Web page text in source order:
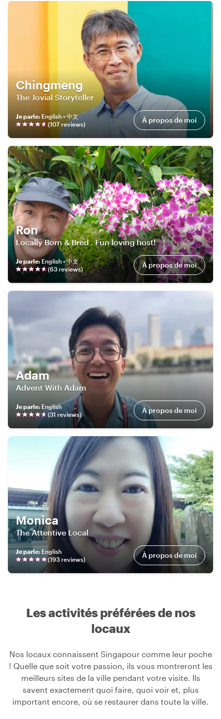
Chingmeng
The Jovial Storyteller
Je parle: English • 中文
(107 reviews) À propos de moi
Ron
Locally Born & Bred . Fun loving host!
Je parle:English • 中文
(63 reviews) À propos de moi
Adam
Advent With Adam
Je parle: English
(31 reviews) À propos de moi
Monica
The Attentive Local
Je parle: English
(193 reviews) À propos de moi
Les activités préférées de nos
locaux
Nos locaux connaissent Singapour comme leur poche
! Quelle que soit votre passion, ils vous montreront les
meilleurs sites de la ville pendant votre visite. Ils
savent exactement quoi faire, quoi voir et, plus
important encore, où se restaurer dans toute la ville.